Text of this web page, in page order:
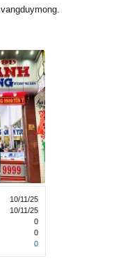
10/11/25
10/11/25
0
0
0